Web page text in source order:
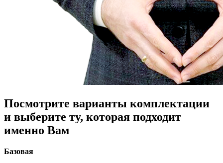
Посмотрите варианты комплектации
и выберите ту, которая подходит
именно Вам
Базовая